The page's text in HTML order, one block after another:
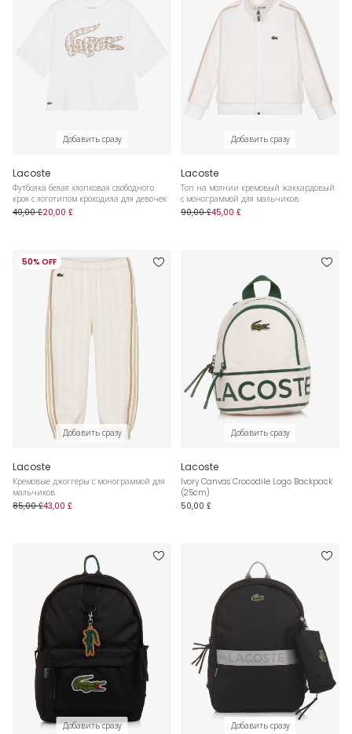
Добавить сразу
Lacoste
Футболка белая хлопковая свободного
кроя с логотипом крокодила для девочек
40,00 £20,00 £
Добавить сразу
Lacoste
Топ на молнии кремовый жаккардовый
с монограммой для мальчиков
90,00 £45,00 £
50% OFF
Добавить сразу
Lacoste
Кремовые джоггеры с монограммой для
мальчиков
85,00 £43,00 £
Добавить сразу
Lacoste
Ivory Canvas Crocodile Logo Backpack
(25cm)
50,00 £
Добавить сразу Добавить сразу